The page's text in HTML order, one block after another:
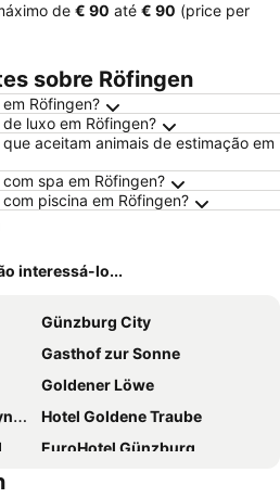
de ‎€ 90 até ‎€ 90 (price per
sobre Röfingen
Röfingen?
luxo em Röfingen?
aceitam animais de estimação em
spa em Röfingen?
piscina em Röfingen?
interessá-lo...
Günzburg City
Gasthof zur Sonne
Goldener Löwe
Hotel Goldene Traube
EuroHotel Günzburg